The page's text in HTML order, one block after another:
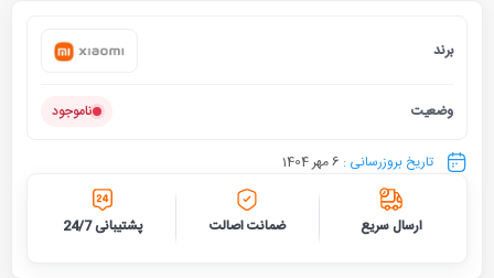
برند
وضعیت ناموجود
تاریخ بروزرسانی : 6 مهر 1404
ارسال سریع ضمانت اصالت پشتیبانی 24/7